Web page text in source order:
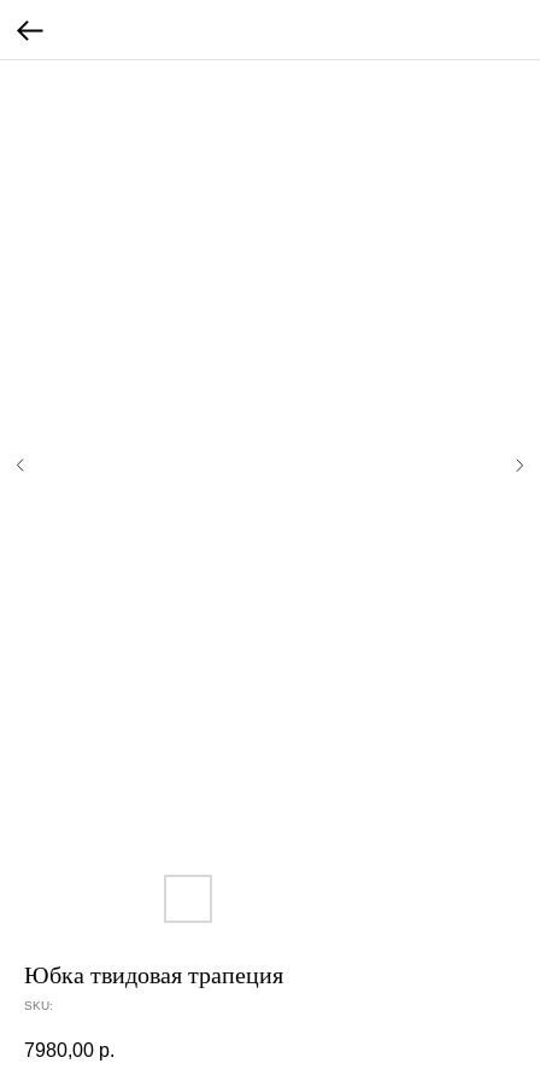
Юбка твидовая трапеция
SKU:
7980,00 р.